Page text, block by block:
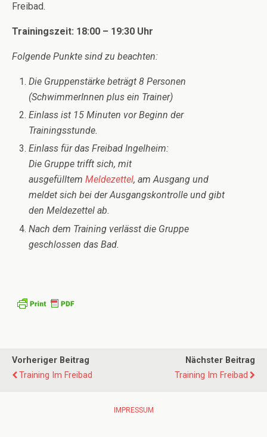
Freibad.
Trainingszeit: 18:00 – 19:30 Uhr
Folgende Punkte sind zu beachten:
Die Gruppenstärke beträgt 8 Personen
(SchwimmerInnen plus ein Trainer)
Einlass ist 15 Minuten vor Beginn der
Trainingsstunde.
Einlass für das Freibad Ingelheim:
Die Gruppe trifft sich, mit
ausgefülltemMeldezettel, am Ausgang und
meldet sich bei der Ausgangskontrolle und gibt
den Meldezettel ab.
Nach dem Training verlässt die Gruppe
geschlossen das Bad.
Vorheriger Beitrag
Training Im Freibad
Nächster Beitrag
Training Im Freibad
IMPRESSUM